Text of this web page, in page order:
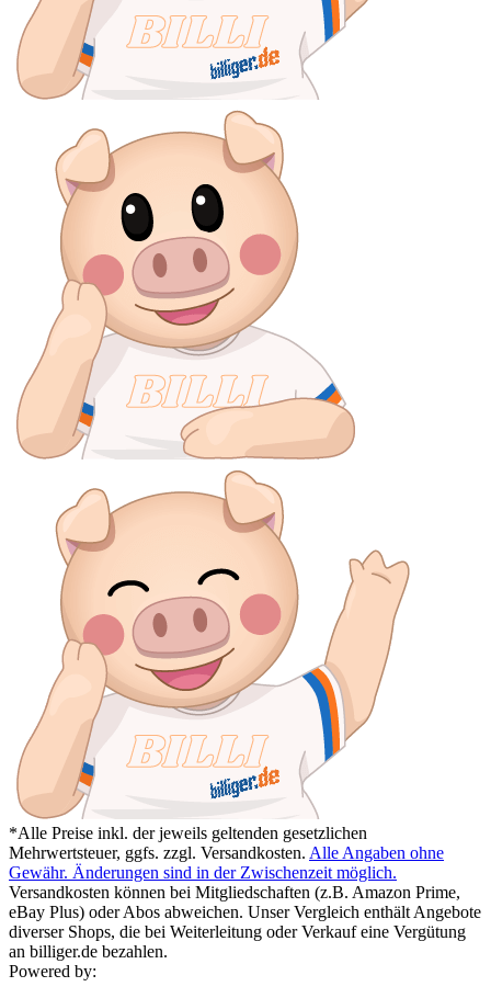
*Alle Preise inkl. der jeweils geltenden gesetzlichen
Mehrwertsteuer, ggfs. zzgl. Versandkosten. Alle Angaben ohne
Gewähr. Änderungen sind in der Zwischenzeit möglich.
Versandkosten können bei Mitgliedschaften (z.B. Amazon Prime,
eBay Plus) oder Abos abweichen. Unser Vergleich enthält Angebote
diverser Shops, die bei Weiterleitung oder Verkauf eine Vergütung
an billiger.de bezahlen.
Powered by: